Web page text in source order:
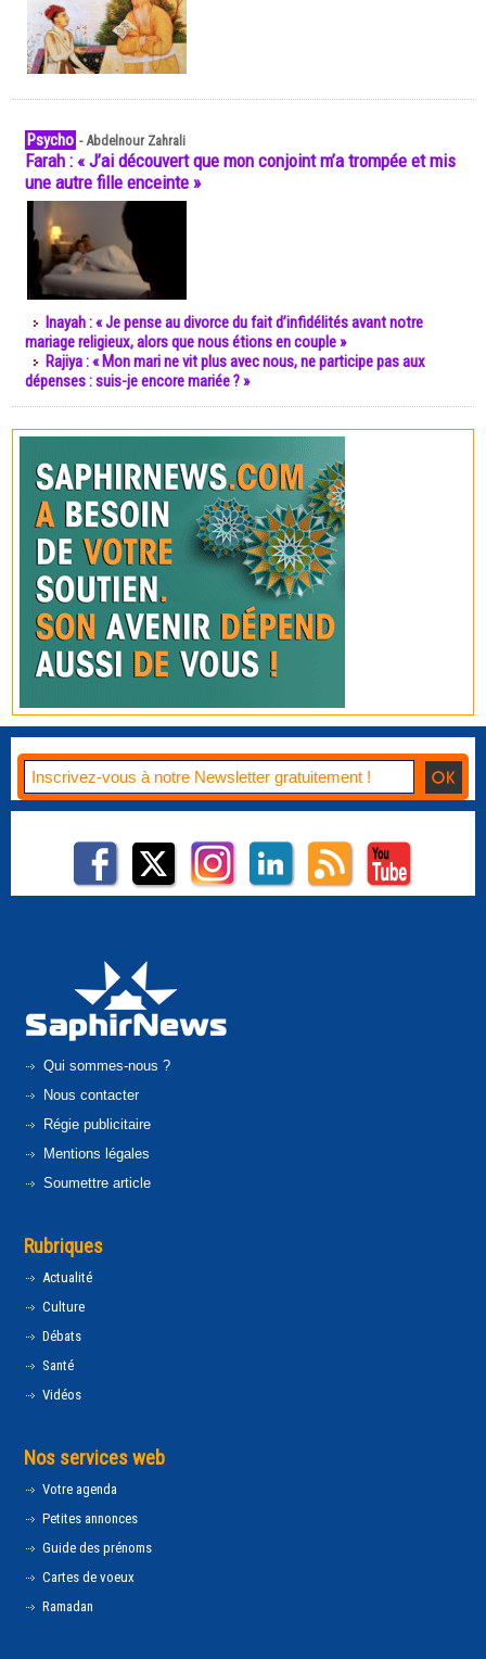
Psycho -Abdelnour Zahrali
Farah : « J’ai découvert que mon conjoint m’a trompée et mis
une autre fille enceinte »
Inayah : « Je pense au divorce du fait d’infidélités avant notre
mariage religieux, alors que nous étions en couple »
Rajiya : « Mon mari ne vit plus avec nous, ne participe pas aux
dépenses : suis-je encore mariée ? »
Qui sommes-nous ?
Nous contacter
Régie publicitaire
Mentions légales
Soumettre article
Rubriques
Actualité
Culture
Débats
Santé
Vidéos
Nos services web
Votre agenda
Petites annonces
Guide des prénoms
Cartes de voeux
Ramadan